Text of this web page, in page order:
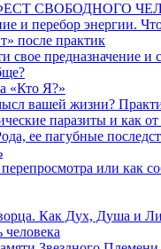
СВОБОДНОГО
и перебор энергии.
после практик
свое предназначение и
«Кто Я?»
вашей жизни?
паразиты и как
ее пагубные
или как
Как Дух, Душа и
человека